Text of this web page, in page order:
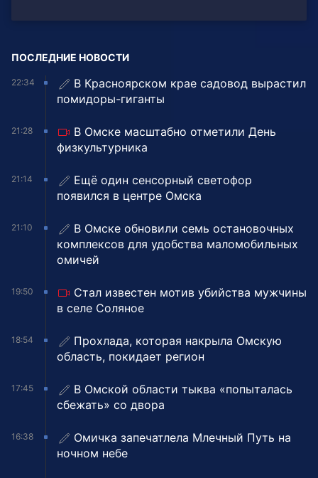
ПОСЛЕДНИЕ НОВОСТИ
22:34
В Красноярском крае садовод вырастил
помидоры-гиганты
21:28
В Омске масштабно отметили День
физкультурника
21:14
Ещё один сенсорный светофор
появился в центре Омска
21:10
В Омске обновили семь остановочных
комплексов для удобства маломобильных
омичей
19:50
Стал известен мотив убийства мужчины
в селе Соляное
18:54
Прохлада, которая накрыла Омскую
область, покидает регион
17:45
В Омской области тыква «попыталась
сбежать» со двора
16:38
Омичка запечатлела Млечный Путь на
ночном небе